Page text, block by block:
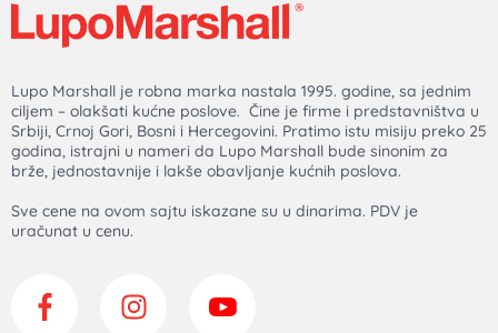
Lupo Marshall je robna marka nastala 1995. godine, sa jednim
ciljem – olakšati kućne poslove. Čine je firme i predstavništva u
Srbiji, Crnoj Gori, Bosni i Hercegovini. Pratimo istu misiju preko 25
godina, istrajni u nameri da Lupo Marshall bude sinonim za
brže, jednostavnije i lakše obavljanje kućnih poslova.
Sve cene na ovom sajtu iskazane su u dinarima. PDV je
uračunat u cenu.